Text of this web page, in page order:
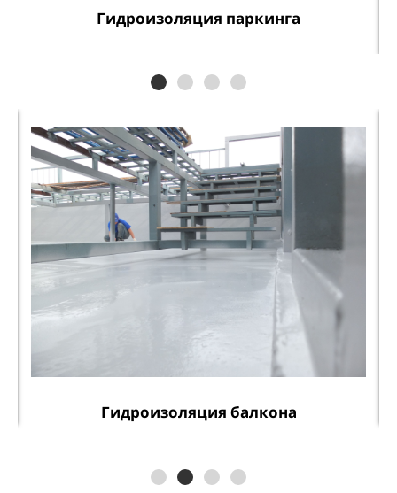
Гидроизоляция паркинга
Гидроизоляция балкона